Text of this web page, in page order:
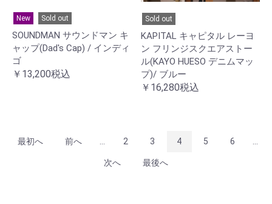
New Sold out
SOUNDMAN サウンドマン キ
ャップ(Dad's Cap) / インディ
ゴ
￥13,200税込
Sold out
KAPITAL キャピタル レーヨ
ン フリンジスクエアストー
ル(KAYO HUESO デニムマッ
プ)/ ブルー
￥16,280税込
最初へ 前へ 2 3 4 5 6
次へ 最後へ